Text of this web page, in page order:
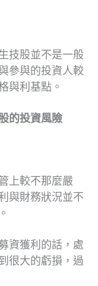
技股並不是一般
參與的投資人較
與利基點。
的投資風險
上較不那麼嚴
與財務狀況並不
資獲利的話，處
很大的虧損，過